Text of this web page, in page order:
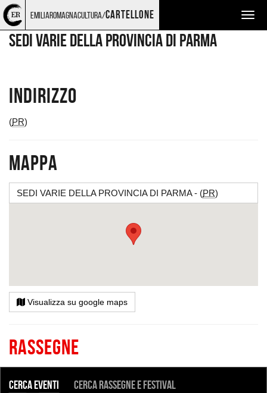
Torna
alla
home
page
Cerca
nel
sito
Salta
ai
contenuti
Salta
al
menu
principale
emiliaromagnacultura/cartellone
LUOGHI
SEDI VARIE DELLA PROVINCIA DI PARMA
Indirizzo
(PR)
Mappa
SEDI VARIE DELLA PROVINCIA DI PARMA - (PR)
Visualizza su google maps
Rassegne
COSA
Cerca eventi Cerca rassegne e festival